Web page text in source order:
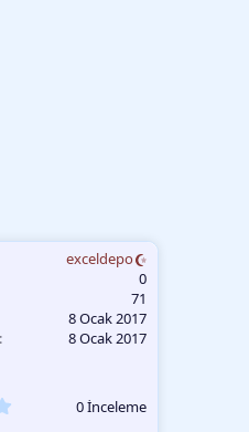
exceldepo
0
71
8 Ocak 2017
8 Ocak 2017
0 İnceleme